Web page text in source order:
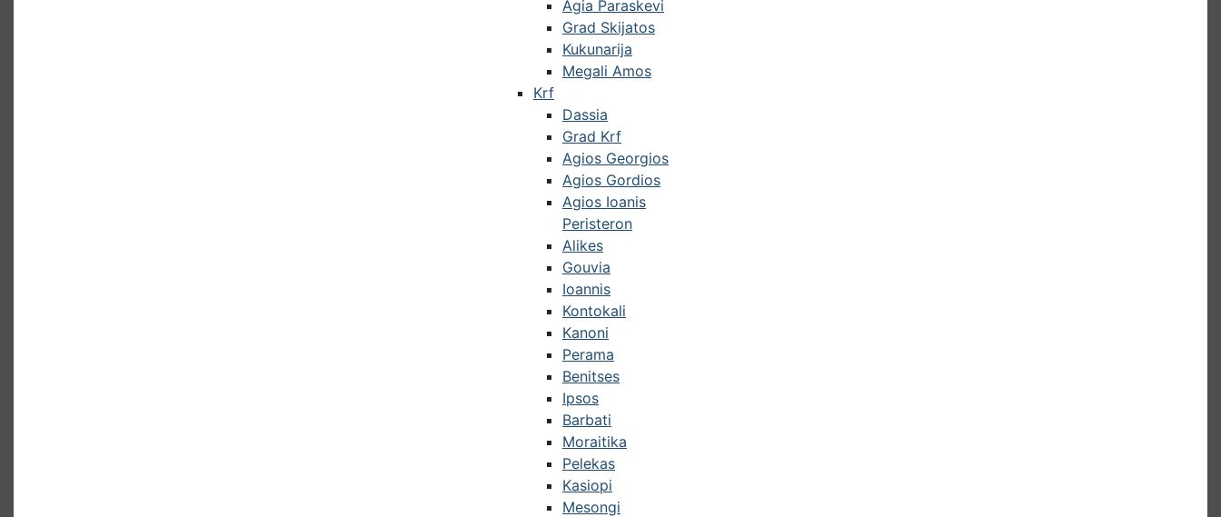
Agia Paraskevi
Grad Skijatos
Kukunarija
Megali Amos
Krf
Dassia
Grad Krf
Agios Georgios
Agios Gordios
Agios Ioanis
Peristeron
Alikes
Gouvia
Ioannis
Kontokali
Kanoni
Perama
Benitses
Ipsos
Barbati
Moraitika
Pelekas
Kasiopi
Mesongi